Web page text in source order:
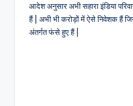
आदेश अनुसार अभी सहारा इंडिया
हैं | अभी भी करोड़ों में ऐसे निवेशक हैं
अंतर्गत फंसे हुए हैं |